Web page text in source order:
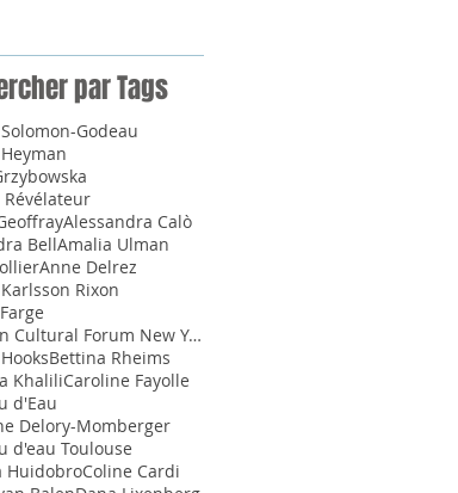
par Tags
Godeau
Révélateur
Alessandra Calò
BellAmalia Ulman
Anne Delrez
Rixon
Austrian Cultural Forum New York
Bettina Rheims
KhaliliCaroline Fayolle
d'Eau
Delory-Momberger
d'eau Toulouse
HuidobroColine Cardi